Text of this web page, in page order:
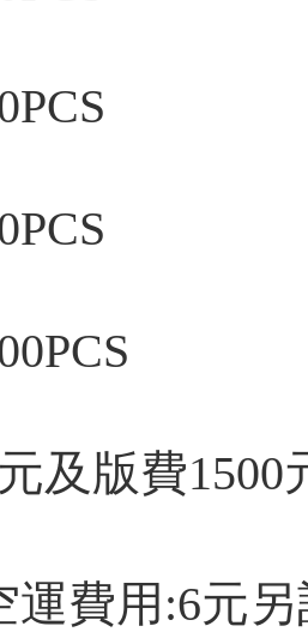
及版費1500
運費用:6元